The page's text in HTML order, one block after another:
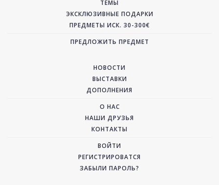
ТЕМЫ
ЭКСКЛЮЗИВНЫЕ ПОДАРКИ
ПРЕДМЕТЫ ИСК. 30-300€
ПРЕДЛОЖИТЬ ПРЕДМЕТ
НОВОСТИ
ВЫСТАВКИ
ДОПОЛНЕНИЯ
О НАС
НАШИ ДРУЗЬЯ
КОНТАКТЫ
ВОЙТИ
РЕГИСТРИРОВАТСЯ
ЗАБЫЛИ ПАРОЛЬ?